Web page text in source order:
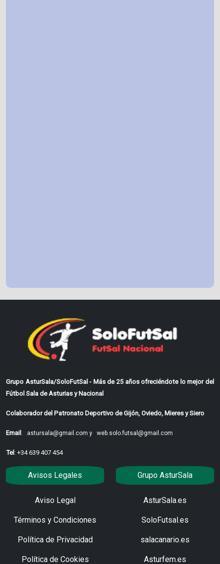
Grupo AsturSala/SoloFutSal - Más de 25 años ofreciéndote lo mejor del
Fútbol Sala de Asturias y Nacional
Colaborador del Patronato Deportivo de Gijón, Oviedo, Mieres y Siero
Email: astursala@gmail.com y web.solo.futsal@gmail.com
Tel: +34 639 407 454
Avisos Legales
Aviso Legal
Términos y Condiciones
Política de Privacidad
Política de Cookies
Grupo AsturSala
AsturSala.es
SoloFutsal.es
salacanario.es
Asturfem.es